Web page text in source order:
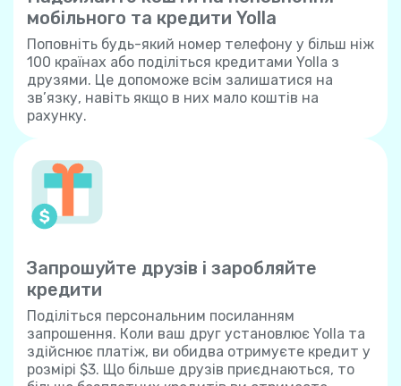
мобільного та кредити Yolla
Поповніть будь-який номер телефону у більш ніж
100 країнах або поділіться кредитами Yolla з
друзями. Це допоможе всім залишатися на
зв’язку, навіть якщо в них мало коштів на
рахунку.
Запрошуйте друзів і заробляйте
кредити
Поділіться персональним посиланням
запрошення. Коли ваш друг установлює Yolla та
здійснює платіж, ви обидва отримуєте кредит у
розмірі $3. Що більше друзів приєднаються, то